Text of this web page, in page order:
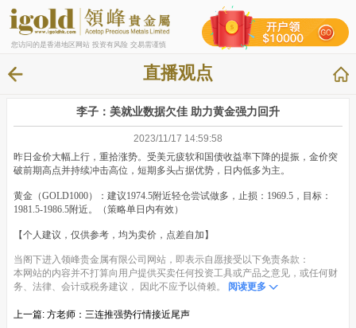
您访问的是香港地区网站 投资有风险 交易需谨慎
直播观点
李子：美就业数据欠佳 助力黄金强力回升
2023/11/17 14:59:58
昨日金价大幅上行，重拾涨势。受美元疲软和国债收益率下降的提振，金价突
破前期高点并持续冲击高位，短期多头占据优势，日内低多为主。
黄金（GOLD1000）：建议1974.5附近轻仓尝试做多，止损：1969.5，目标：
1981.5-1986.5附近。（策略单日内有效）
【个人建议，仅供参考，均为卖价，点差自加】
当阁下进入领峰贵金属有限公司网站，即表示自愿接受以下免责条款：
本网站的内容并不打算向用户提供买卖任何投资工具或产品之意见，或任何财
务、法律、会计或税务建议， 因此不应予以倚赖。
阅读更多
上一篇: 方老师：三连推强势行情接近尾声